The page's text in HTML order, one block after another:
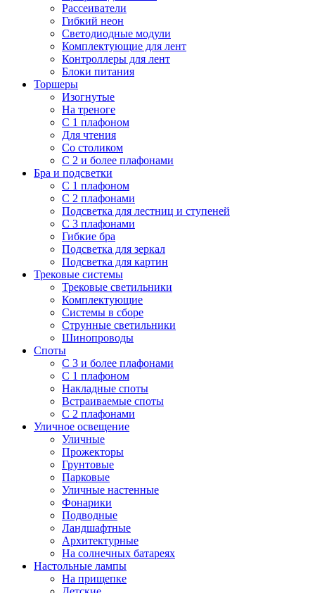
Рассеиватели
Гибкий неон
Светодиодные модули
Комплектующие для лент
Контроллеры для лент
Блоки питания
Торшеры
Изогнутые
На треноге
С 1 плафоном
Для чтения
Со столиком
С 2 и более плафонами
Бра и подсветки
С 1 плафоном
С 2 плафонами
Подсветка для лестниц и ступеней
С 3 плафонами
Гибкие бра
Подсветка для зеркал
Подсветка для картин
Трековые системы
Трековые светильники
Комплектующие
Системы в сборе
Струнные светильники
Шинопроводы
Споты
С 3 и более плафонами
С 1 плафоном
Накладные споты
Встраиваемые споты
С 2 плафонами
Уличное освещение
Уличные
Прожекторы
Грунтовые
Парковые
Уличные настенные
Фонарики
Подводные
Ландшафтные
Архитектурные
На солнечных батареях
Настольные лампы
На прищепке